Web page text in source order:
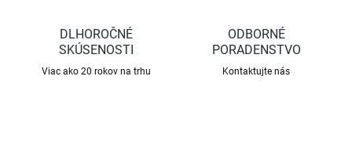
DLHOROČNÉ
SKÚSENOSTI
Viac ako 20 rokov na trhu
ODBORNÉ
PORADENSTVO
Kontaktujte nás